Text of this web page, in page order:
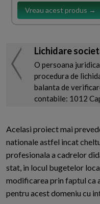
Vreau acest produs →
Lichidare
O persoana
procedura de
balanta de
contabile: 1012
Acelasi proiect mai
nationale astfel incat
profesionala a cadrelor
stat, in locul bugetelor
modificarea prin faptul ca
pentru acest domeniu cu